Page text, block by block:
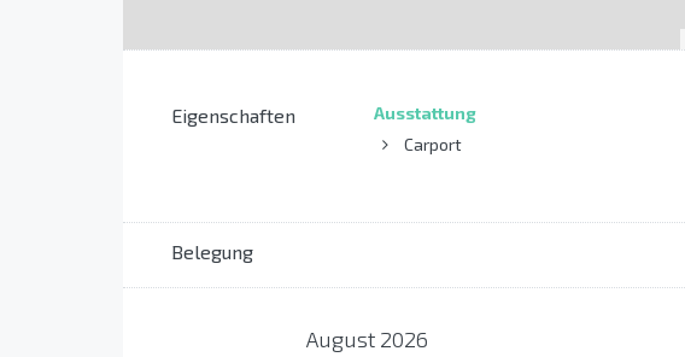
Eigenschaften
Ausstattung
Carport
Belegung
August 2026